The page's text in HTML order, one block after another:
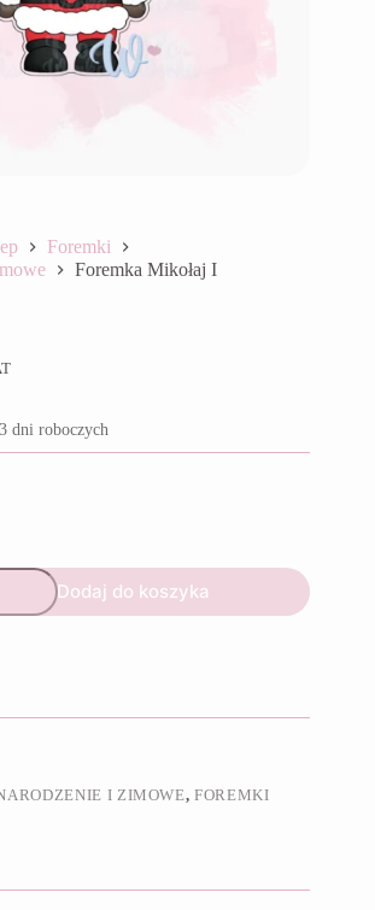
Foremki
Foremka Mikołaj I
dni roboczych
Dodaj do koszyka
I ZIMOWE,FOREMKI